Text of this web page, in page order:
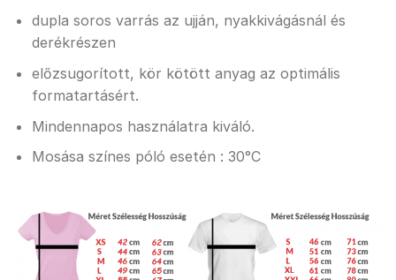
dupla soros varrás az ujján, nyakkivágásnál és
derékrészen
előzsugorított, kör kötött anyag az optimális
formatartásért.
Mindennapos használatra kiváló.
Mosása színes póló esetén : 30°C